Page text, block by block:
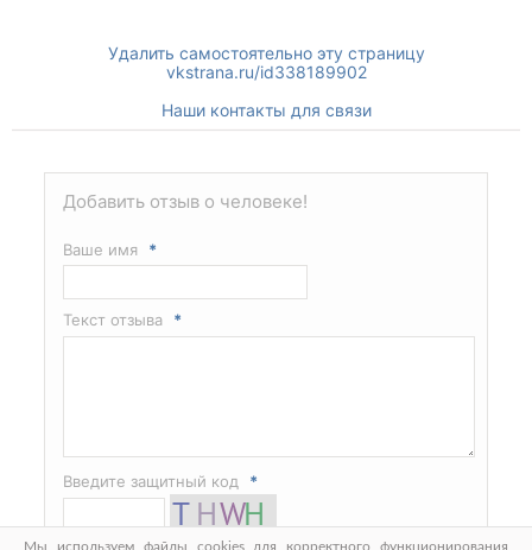
Удалить самостоятельно эту страницу
vkstrana.ru/id338189902
Наши контакты для связи
Добавить отзыв о человеке!
Ваше имя *
Текст отзыва *
Введите защитный код *
Мы используем файлы cookies для корректного функционирования